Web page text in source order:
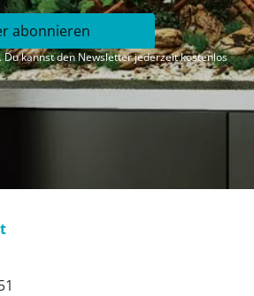
abonnieren
Du kannst den Newsletter jederzeit kostenlos